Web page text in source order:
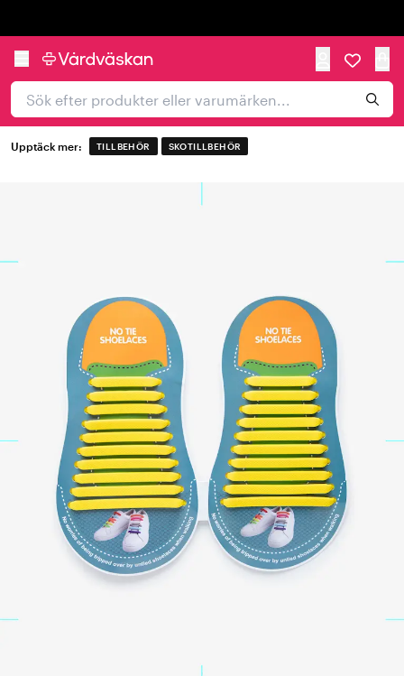
Upptäck mer: TILLBEHÖR SKOTILLBEHÖR